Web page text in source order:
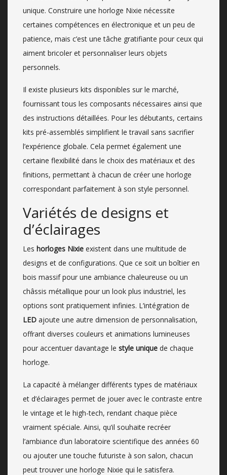
unique. Construire une horloge Nixie nécessite
certaines compétences en électronique et un peu de
patience, mais c’est une tâche gratifiante pour ceux qui
aiment bricoler et personnaliser leurs objets
personnels.
Il existe plusieurs kits disponibles sur le marché,
fournissant tous les composants nécessaires ainsi que
des instructions détaillées. Pour les débutants, certains
kits pré-assemblés simplifient le travail sans sacrifier
l’expérience globale. Cela permet également une
certaine flexibilité dans le choix des matériaux et des
finitions, permettant à chacun de créer une horloge
correspondant parfaitement à son style personnel.
Variétés de designs et
d’éclairages
Les horloges Nixie existent dans une multitude de
designs et de configurations. Que ce soit un boîtier en
bois massif pour une ambiance chaleureuse ou un
châssis métallique pour un look plus industriel, les
options sont pratiquement infinies. L’intégration de
LED ajoute une autre dimension de personnalisation,
offrant diverses couleurs et animations lumineuses
pour accentuer davantage le style unique de chaque
horloge.
La capacité à mélanger différents types de matériaux
et d’éclairages permet de jouer avec le contraste entre
le vintage et le high-tech, rendant chaque pièce
vraiment spéciale. Ainsi, qu’il souhaite recréer
l’ambiance d’un laboratoire scientifique des années 60
ou ajouter une touche futuriste à son salon, chacun
peut trouver une horloge Nixie qui le satisfera.